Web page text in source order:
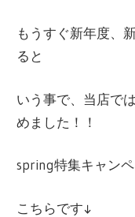
もうすぐ新年度、
ると
いう事で、当店で
めました！！
spring特集キャン
こちらです↓